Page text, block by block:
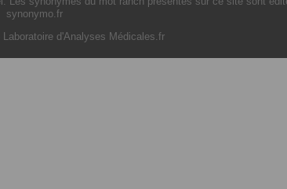
synonymo.fr
Laboratoire d'Analyses Médicales.fr